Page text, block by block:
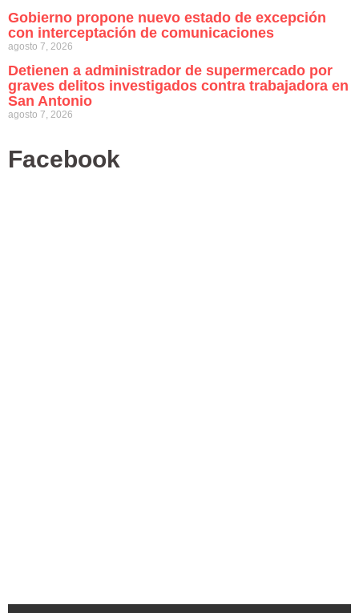
Gobierno propone nuevo estado de excepción
con interceptación de comunicaciones
agosto 7, 2026
Detienen a administrador de supermercado por
graves delitos investigados contra trabajadora en
San Antonio
agosto 7, 2026
Facebook